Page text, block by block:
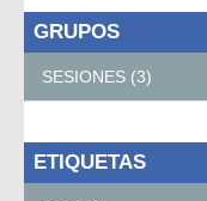
GRUPOS
SESIONES (3)
ETIQUETAS